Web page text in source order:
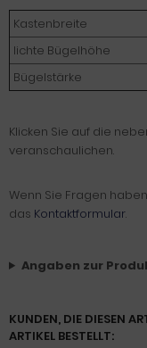
Kastenbreite
lichte Bügelhöhe
Bügelstärke
Klicken Sie auf die
veranschaulichen.
Wenn Sie Fragen
das Kontaktformular.
Angaben zur
KUNDEN, DIE DIESEN
ARTIKEL BESTELLT: